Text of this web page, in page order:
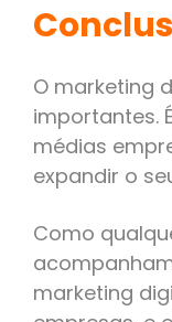
O marketing
importantes.
médias
expandir o
Como
marketing